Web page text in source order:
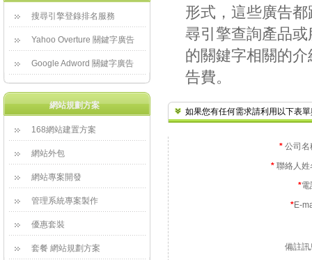
搜尋引擎登錄排名服務
Yahoo Overture 關鍵字廣告
Google Adword 關鍵字廣告
網站規劃方案
168網站建置方案
網站外包
網站專案開發
管理系統專案製作
優惠套裝
套餐 網站規劃方案
形式，這些廣告
尋引擎查詢產品
的關鍵字相關的
告費。
如果您有任何需求請利用以下表
* 公司名
* 聯絡人姓
*電
*E-
備註訊